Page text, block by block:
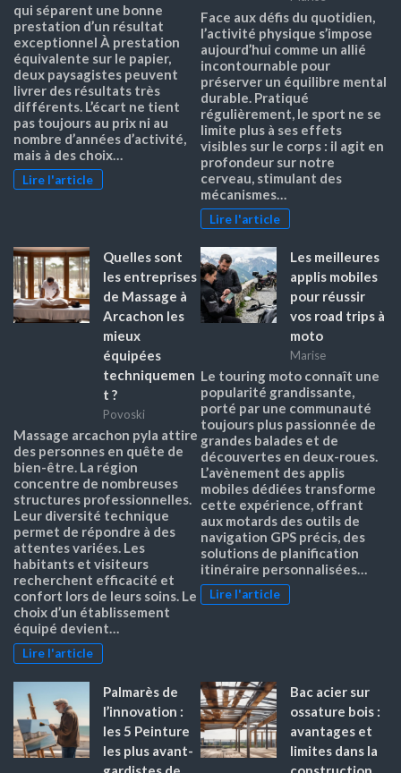
qui séparent une bonne
prestation d’un résultat
exceptionnel À prestation
équivalente sur le papier,
deux paysagistes peuvent
livrer des résultats très
différents. L’écart ne tient
pas toujours au prix ni au
nombre d’années d’activité,
mais à des choix…
Lire l'article
Face aux défis du quotidien,
l’activité physique s’impose
aujourd’hui comme un allié
incontournable pour
préserver un équilibre mental
durable. Pratiqué
régulièrement, le sport ne se
limite plus à ses effets
visibles sur le corps : il agit en
profondeur sur notre
cerveau, stimulant des
mécanismes…
Lire l'article
Quelles sont
les entreprises
de Massage à
Arcachon les
mieux
équipées
techniquemen
t ?
Povoski
Massage arcachon pyla attire
des personnes en quête de
bien-être. La région
concentre de nombreuses
structures professionnelles.
Leur diversité technique
permet de répondre à des
attentes variées. Les
habitants et visiteurs
recherchent efficacité et
confort lors de leurs soins. Le
choix d’un établissement
équipé devient…
Lire l'article
Les meilleures
applis mobiles
pour réussir
vos road trips à
moto
Marise
Le touring moto connaît une
popularité grandissante,
porté par une communauté
toujours plus passionnée de
grandes balades et de
découvertes en deux-roues.
L’avènement des applis
mobiles dédiées transforme
cette expérience, offrant
aux motards des outils de
navigation GPS précis, des
solutions de planification
itinéraire personnalisées…
Lire l'article
Palmarès de
l’innovation :
les 5 Peinture
les plus avant-
Bac acier sur
ossature bois :
avantages et
limites dans la